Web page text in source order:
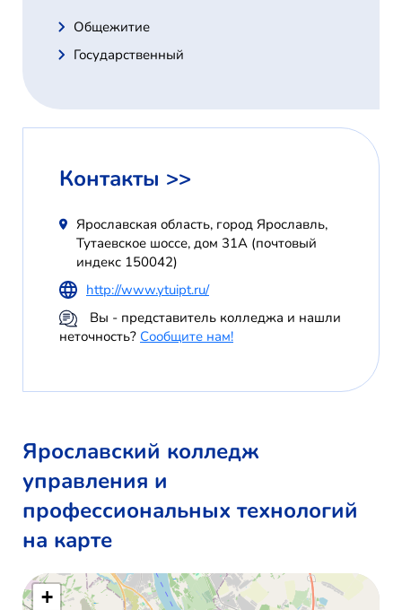
Общежитие
Государственный
Контакты >>
Ярославская область, город Ярославль,
Тутаевское шоссе, дом 31А (почтовый
индекс 150042)
http://www.ytuipt.ru/
Вы - представитель колледжа и нашли
неточность? Сообщите нам!
Ярославский колледж
управления и
профессиональных технологий
на карте
+